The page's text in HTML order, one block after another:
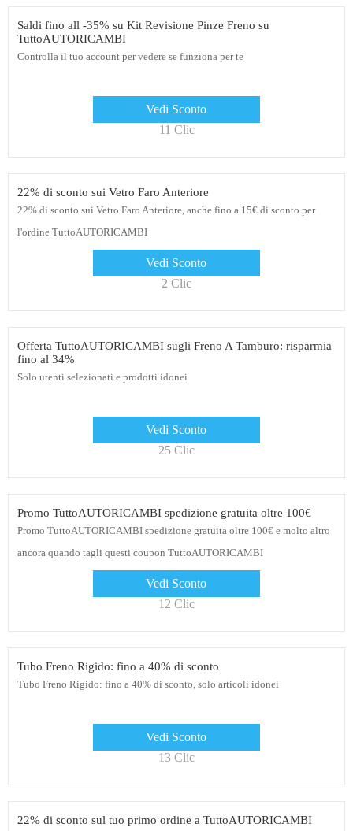
Saldi fino all -35% su Kit Revisione Pinze Freno su
TuttoAUTORICAMBI
Controlla il tuo account per vedere se funziona per te
Vedi Sconto
11 Clic
22% di sconto sui Vetro Faro Anteriore
22% di sconto sui Vetro Faro Anteriore, anche fino a 15€ di sconto per
l'ordine TuttoAUTORICAMBI
Vedi Sconto
2 Clic
Offerta TuttoAUTORICAMBI sugli Freno A Tamburo: risparmia
fino al 34%
Solo utenti selezionati e prodotti idonei
Vedi Sconto
25 Clic
Promo TuttoAUTORICAMBI spedizione gratuita oltre 100€
Promo TuttoAUTORICAMBI spedizione gratuita oltre 100€ e molto altro
ancora quando tagli questi coupon TuttoAUTORICAMBI
Vedi Sconto
12 Clic
Tubo Freno Rigido: fino a 40% di sconto
Tubo Freno Rigido: fino a 40% di sconto, solo articoli idonei
Vedi Sconto
13 Clic
22% di sconto sul tuo primo ordine a TuttoAUTORICAMBI